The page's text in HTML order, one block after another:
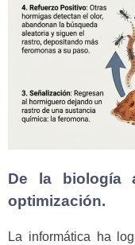
De la biología
optimización.
La informática ha